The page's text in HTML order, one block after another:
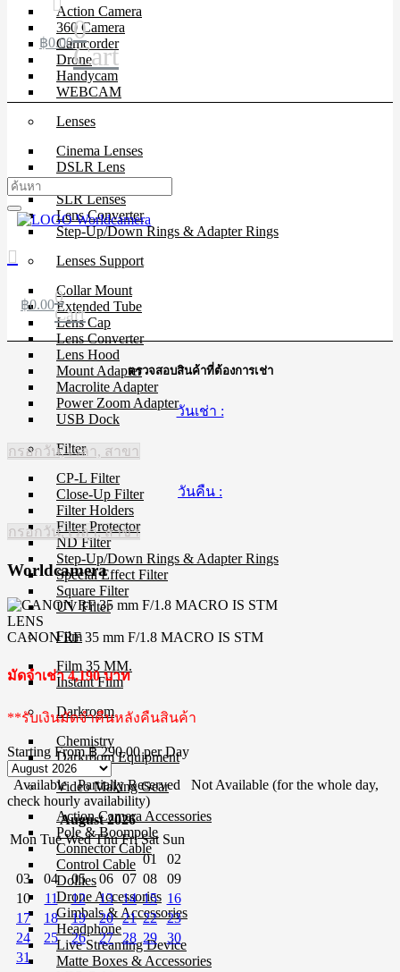
Action Camera
360 Camera
Camcorder
Drone
Handycam
WEBCAM
Lenses
Cinema Lenses
DSLR Lens
Mirrorless Lens
SLR Lenses
Lens Converter
Step-Up/Down Rings & Adapter Rings
Lenses Support
Collar Mount
Extended Tube
Lens Cap
Lens Converter
Lens Hood
Mount Adapter
Macrolite Adapter
Power Zoom Adapter
USB Dock
Filter
CP-L Filter
Close-Up Filter
Filter Holders
Filter Protector
ND Filter
Step-Up/Down Rings & Adapter Rings
Special Effect Filter
Square Filter
UV Filter
Film
Film 35 MM.
Instant Film
Darkroom
Chemistry
Darkroom Equipment
Video Making Gear
Action Camera Accessories
Pole & Boompole
Connector Cable
Control Cable
Dollies
Drone Accessories
Gimbals & Accessories
Headphone
Live Streaming Device
Matte Boxes & Accessories
฿0.000
Cart
฿0.000
Cart
ตรวจสอบสินค้าที่ต้องการเช่า
วันเช่า :
กรอกวัน, เวลา, สาขา
วันคืน :
กรอกวัน, เวลา, สาขา
Worldcamera
LENS
CANON RF 35 mm F/1.8 MACRO IS STM
มัดจำเช่า 4,190 บาท
**รับเงินมัดจำคืนหลังคืนสินค้า
Starting From ฿ 290.00 per Day
Available Partially Reserved
Not Available (for the whole day,
check hourly availability)
August 2026
Mon Tue Wed Thu Fri Sat Sun
01
02
03
04 05 06 07 08
09
10
11 12 13 14 15
16
17
18 19 20 21 22
23
24
25 26 27 28 29
30
31